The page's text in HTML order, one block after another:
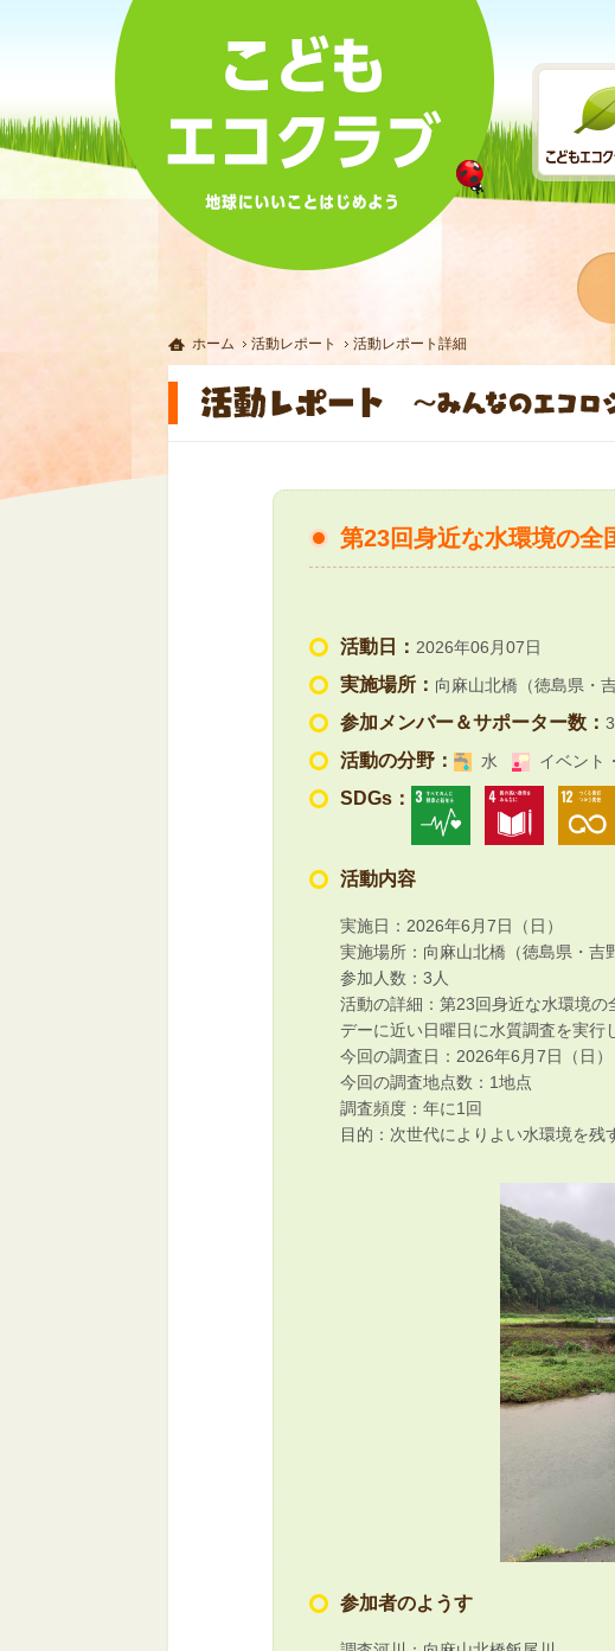
ホーム 活動レポート 活動レポート詳細
第23回身近な水環境の全
活動日： 2026年06月07日
実施場所： 向麻山北橋（徳島県・吉
参加メンバー＆サポーター数：
活動の分野： 水 イベント
SDGs：
活動内容
実施日：2026年6月7日（日）
実施場所：向麻山北橋（徳島県・吉
参加人数：3人
活動の詳細：第23回身近な水環境
デーに近い日曜日に水質調査を実行
今回の調査日：2026年6月7日（日）
今回の調査地点数：1地点
調査頻度：年に1回
目的：次世代によりよい水環境を残
参加者のようす